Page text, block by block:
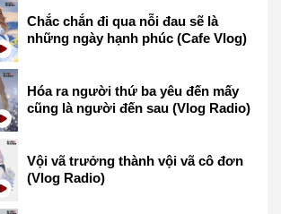
Chắc chắn đi qua nỗi đau sẽ là
những ngày hạnh phúc (Cafe Vlog)
Hóa ra người thứ ba yêu đến mấy
cũng là người đến sau (Vlog Radio)
Vội vã trưởng thành vội vã cô đơn
(Vlog Radio)